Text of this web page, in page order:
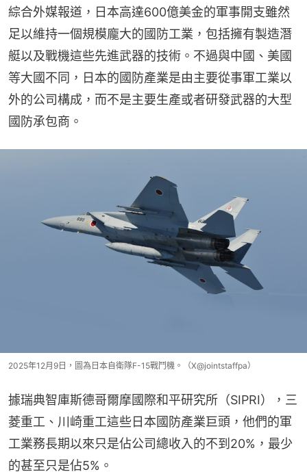
綜合外媒報道，日本高達600億美金的軍事開支雖然
足以維持一個規模龐大的國防工業，包括擁有製造潛
艇以及戰機這些先進武器的技術。不過與中國、美國
等大國不同，日本的國防產業是由主要從事軍工業以
外的公司構成，而不是主要生產或者研發武器的大型
國防承包商。
2025年12月9日，圖為日本自衛隊F-15戰鬥機。（X@jointstaffpa）
據瑞典智庫斯德哥爾摩國際和平研究所（SIPRI），三
菱重工、川崎重工這些日本國防產業巨頭，他們的軍
工業務長期以來只是佔公司總收入的不到20%，最少
的甚至只是佔5%。